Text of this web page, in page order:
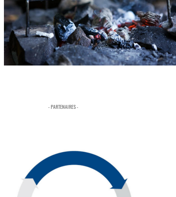
- PARTENAIRES -